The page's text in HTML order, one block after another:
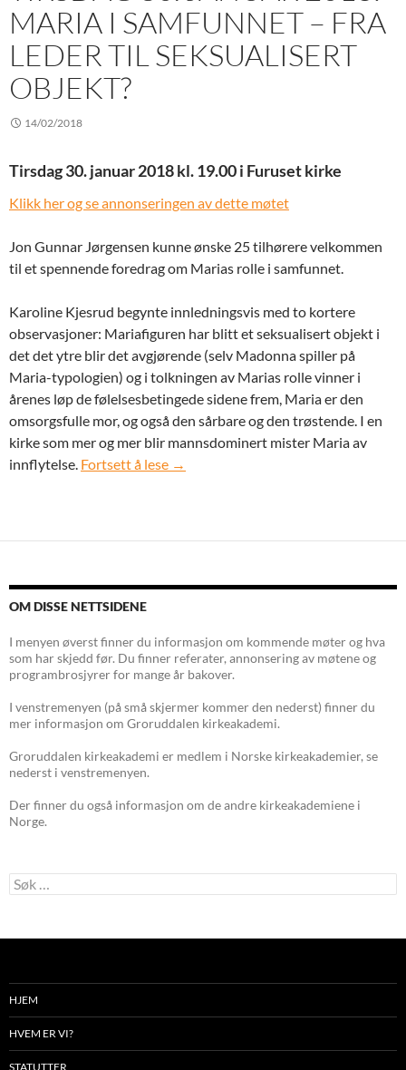
MARIA I SAMFUNNET – FRA
LEDER TIL SEKSUALISERT
OBJEKT?
14/02/2018
Tirsdag 30. januar 2018 kl. 19.00 i Furuset kirke
Klikk her og se annonseringen av dette møtet
Jon Gunnar Jørgensen kunne ønske 25 tilhørere velkommen
til et spennende foredrag om Marias rolle i samfunnet.
Karoline Kjesrud begynte innledningsvis med to kortere
observasjoner: Mariafiguren har blitt et seksualisert objekt i
det det ytre blir det avgjørende (selv Madonna spiller på
Maria-typologien) og i tolkningen av Marias rolle vinner i
årenes løp de følelsesbetingede sidene frem, Maria er den
omsorgsfulle mor, og også den sårbare og den trøstende. I en
kirke som mer og mer blir mannsdominert mister Maria av
innflytelse. Fortsett å lese Tirsdag 30. januar 2018: Maria i
→
OM DISSE NETTSIDENE
I menyen øverst finner du informasjon om kommende møter og hva
som har skjedd før. Du finner referater, annonsering av møtene og
programbrosjyrer for mange år bakover.
I venstremenyen (på små skjermer kommer den nederst) finner du
mer informasjon om Groruddalen kirkeakademi.
Groruddalen kirkeakademi er medlem i Norske kirkeakademier, se
nederst i venstremenyen.
Der finner du også informasjon om de andre kirkeakademiene i
Norge.
Søk
etter:
HJEM
HVEM ER VI?
STATUTTER